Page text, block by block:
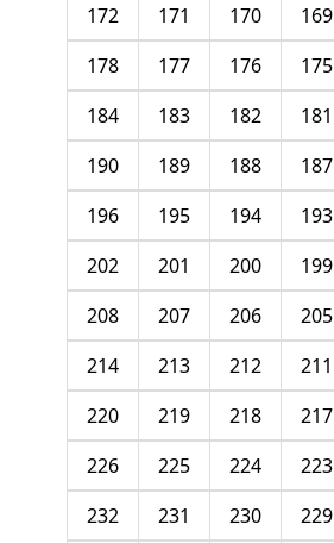
169
170
171
172
175
176
177
178
181
182
183
184
187
188
189
190
193
194
195
196
199
200
201
202
205
206
207
208
211
212
213
214
217
218
219
220
223
224
225
226
229
230
231
232